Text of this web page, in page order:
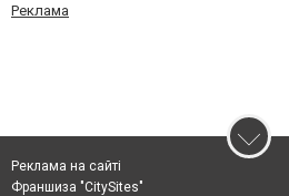
Реклама
Реклама на сайті
Франшиза "CitySites"